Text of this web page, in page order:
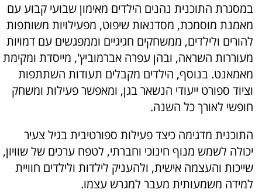
במסגרת התוכנית נהנים הילדים מאימון שבועי קבוע עם
מאמנת מוסמכת, מסדנאות שיפוט, מפעילויות משותפות
להורים ולילדים, ממשחקים חגיגיים וממפגשים עם דמויות
מעוררות השראה, ובהן עפרה אברמוביץ', מייסדת ומקימת
מאמאנט. בנוסף, הילדים מקבלים תעודות השתתפות
וציוד ספורט ייעודי הנשאר בגן, ומאפשר פעילות ומשחק
חופשי לאורך כל השנה.
התוכנית מדגימה כיצד פעילות ספורטיבית בגיל צעיר
יכולה לשמש מנוף חינוכי וחברתי, לטפח ערכים של שוויון,
שייכות והעצמה אישית, ולהעניק לילדות ולילדים חוויית
למידה משמעותית מעבר למגרש עצמו.